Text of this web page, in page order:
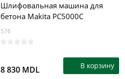
Шлифовальная машина для
бетона Makita PC5000C
576
8 830 MDL В корзину